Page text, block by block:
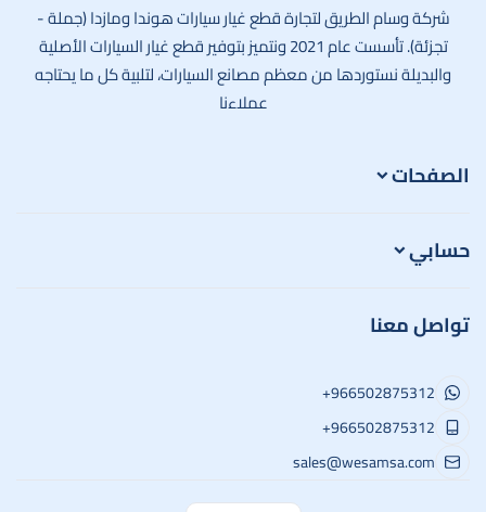
شركة وسام الطريق لتجارة قطع غيار سيارات هوندا ومازدا (جملة -
تجزئة). تأسست عام 2021 ونتميز بتوفير قطع غيار السيارات الأصلية
والبديلة نستوردها من معظم مصانع السيارات، لتلبية كل ما يحتاجه
عملاءنا
الصفحات
حسابي
تواصل معنا
+966502875312
+966502875312
sales@wesamsa.com